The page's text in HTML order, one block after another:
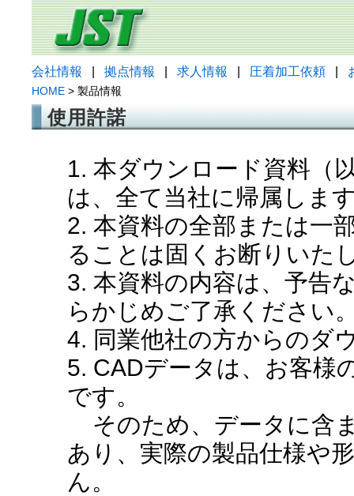
会社情報 拠点情報 求人情報 圧着加工依頼
HOME > 製品情報
使用許諾
1. 本ダウンロード資料（
は、全て当社に帰属しま
2. 本資料の全部または一
ることは固くお断りいた
3. 本資料の内容は、予告
らかじめご了承ください
4. 同業他社の方からのダ
5. CADデータは、お客様
です。
そのため、データに含
あり、実際の製品仕様や
ん。